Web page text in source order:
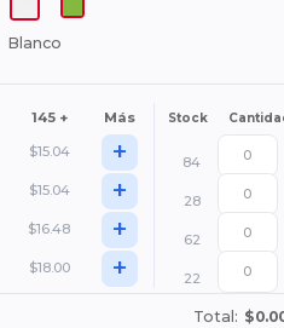
Blanco
145 + Más Stock
$15.04 +
84
$15.04 +
28
$16.48 +
62
$18.00 + 22
Total: